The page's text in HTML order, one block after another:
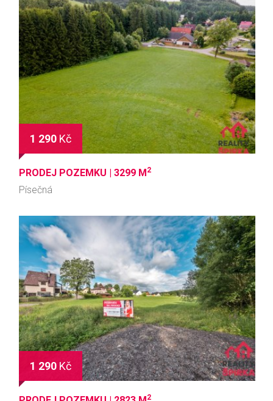
1 290Kč
PRODEJ POZEMKU | 3299 M 2
Písečná
1 290Kč
2